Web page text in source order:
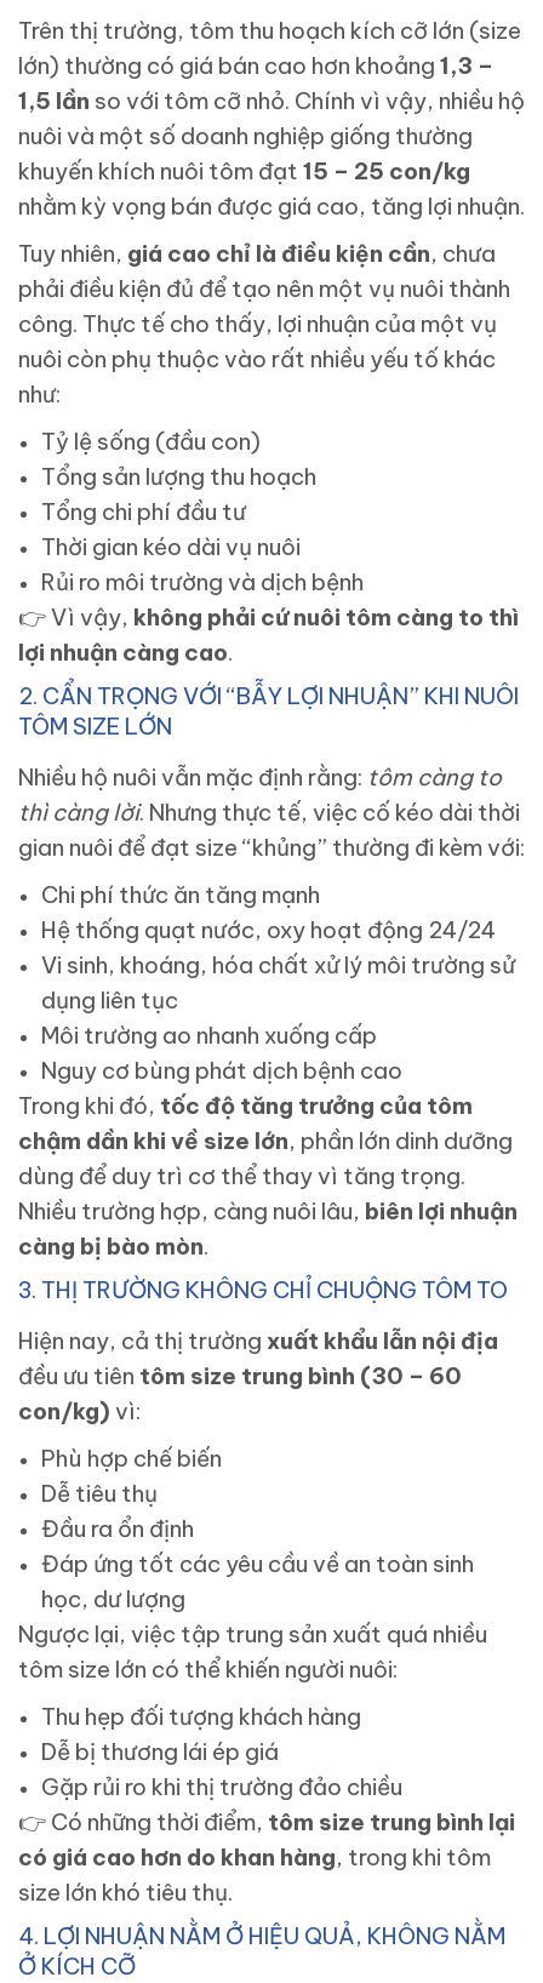
Trên thị trường, tôm thu hoạch kích cỡ lớn (size
lớn) thường có giá bán cao hơn khoảng 1,3 –
1,5 lần so với tôm cỡ nhỏ. Chính vì vậy, nhiều hộ
nuôi và một số doanh nghiệp giống thường
khuyến khích nuôi tôm đạt 15 – 25 con/kg
nhằm kỳ vọng bán được giá cao, tăng lợi nhuận.
Tuy nhiên, giá cao chỉ là điều kiện cần, chưa
phải điều kiện đủ để tạo nên một vụ nuôi thành
công. Thực tế cho thấy, lợi nhuận của một vụ
nuôi còn phụ thuộc vào rất nhiều yếu tố khác
như:
Tỷ lệ sống (đầu con)
Tổng sản lượng thu hoạch
Tổng chi phí đầu tư
Thời gian kéo dài vụ nuôi
Rủi ro môi trường và dịch bệnh
👉Vì vậy, không phải cứ nuôi tôm càng to thì
lợi nhuận càng cao.
2. CẨN TRỌNG VỚI “BẪY LỢI NHUẬN” KHI NUÔI
TÔM SIZE LỚN
Nhiều hộ nuôi vẫn mặc định rằng: tôm càng to
thì càng lời. Nhưng thực tế, việc cố kéo dài thời
gian nuôi để đạt size “khủng” thường đi kèm với:
Chi phí thức ăn tăng mạnh
Hệ thống quạt nước, oxy hoạt động 24/24
Vi sinh, khoáng, hóa chất xử lý môi trường sử
dụng liên tục
Môi trường ao nhanh xuống cấp
Nguy cơ bùng phát dịch bệnh cao
Trong khi đó, tốc độ tăng trưởng của tôm
chậm dần khi về size lớn, phần lớn dinh dưỡng
dùng để duy trì cơ thể thay vì tăng trọng.
Nhiều trường hợp, càng nuôi lâu, biên lợi nhuận
càng bị bào mòn.
3. THỊ TRƯỜNG KHÔNG CHỈ CHUỘNG TÔM TO
Hiện nay, cả thị trường xuất khẩu lẫn nội địa
đều ưu tiên tôm size trung bình (30 – 60
con/kg) vì:
Phù hợp chế biến
Dễ tiêu thụ
Đầu ra ổn định
Đáp ứng tốt các yêu cầu về an toàn sinh
học, dư lượng
Ngược lại, việc tập trung sản xuất quá nhiều
tôm size lớn có thể khiến người nuôi:
Thu hẹp đối tượng khách hàng
Dễ bị thương lái ép giá
Gặp rủi ro khi thị trường đảo chiều
👉 Có những thời điểm, tôm size trung bình lại
có giá cao hơn do khan hàng, trong khi tôm
size lớn khó tiêu thụ.
4. LỢI NHUẬN NẰM Ở HIỆU QUẢ, KHÔNG NẰM
Ở KÍCH CỠ